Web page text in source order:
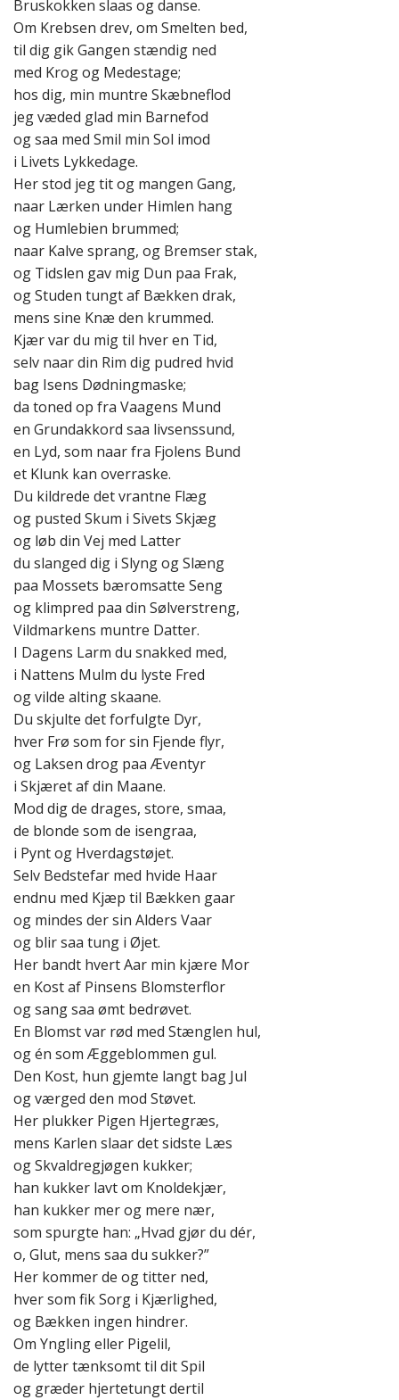
Bruskokken slaas og danse.
Om Krebsen drev, om Smelten bed,
til dig gik Gangen stændig ned
med Krog og Medestage;
hos dig, min muntre Skæbneflod
jeg væded glad min Barnefod
og saa med Smil min Sol imod
i Livets Lykkedage.
Her stod jeg tit og mangen Gang,
naar Lærken under Himlen hang
og Humlebien brummed;
naar Kalve sprang, og Bremser stak,
og Tidslen gav mig Dun paa Frak,
og Studen tungt af Bækken drak,
mens sine Knæ den krummed.
Kjær var du mig til hver en Tid,
selv naar din Rim dig pudred hvid
bag Isens Dødningmaske;
da toned op fra Vaagens Mund
en Grundakkord saa livsenssund,
en Lyd, som naar fra Fjolens Bund
et Klunk kan overraske.
Du kildrede det vrantne Flæg
og pusted Skum i Sivets Skjæg
og løb din Vej med Latter
du slanged dig i Slyng og Slæng
paa Mossets bæromsatte Seng
og klimpred paa din Sølverstreng,
Vildmarkens muntre Datter.
I Dagens Larm du snakked med,
i Nattens Mulm du lyste Fred
og vilde alting skaane.
Du skjulte det forfulgte Dyr,
hver Frø som for sin Fjende flyr,
og Laksen drog paa Æventyr
i Skjæret af din Maane.
Mod dig de drages, store, smaa,
de blonde som de isengraa,
i Pynt og Hverdagstøjet.
Selv Bedstefar med hvide Haar
endnu med Kjæp til Bækken gaar
og mindes der sin Alders Vaar
og blir saa tung i Øjet.
Her bandt hvert Aar min kjære Mor
en Kost af Pinsens Blomsterflor
og sang saa ømt bedrøvet.
En Blomst var rød med Stænglen hul,
og én som Æggeblommen gul.
Den Kost, hun gjemte langt bag Jul
og værged den mod Støvet.
Her plukker Pigen Hjertegræs,
mens Karlen slaar det sidste Læs
og Skvaldregjøgen kukker;
han kukker lavt om Knoldekjær,
han kukker mer og mere nær,
som spurgte han: „Hvad gjør du dér,
o, Glut, mens saa du sukker?”
Her kommer de og titter ned,
hver som fik Sorg i Kjærlighed,
og Bækken ingen hindrer.
Om Yngling eller Pigelil,
de lytter tænksomt til dit Spil
og græder hjertetungt dertil